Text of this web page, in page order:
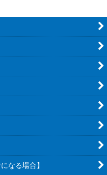
なる場合】